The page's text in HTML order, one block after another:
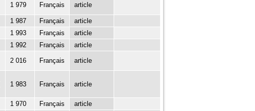
1 979 Français article
1 987 Français
article
1 993 Français
article
1 992 Français
article
2 016 Français article
1 983 Français article
1 970 Français
article